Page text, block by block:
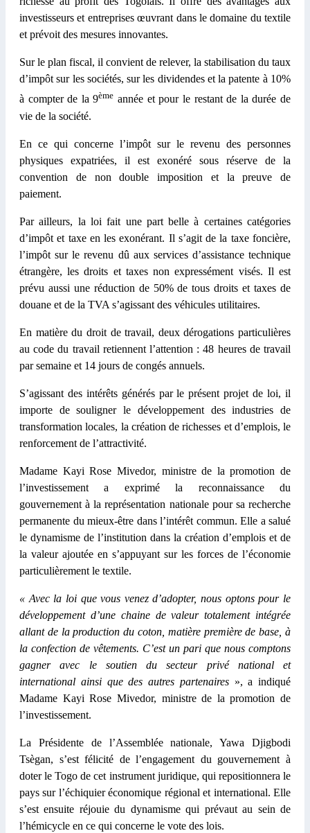
investisseurs et entreprises œuvrant dans le domaine du textile
et prévoit des mesures innovantes.
Sur le plan fiscal, il convient de relever, la stabilisation du taux
d’impôt sur les sociétés, sur les dividendes et la patente à 10%
à compter de la 9ème année et pour le restant de la durée de
vie de la société.
En ce qui concerne l’impôt sur le revenu des personnes
physiques expatriées, il est exonéré sous réserve de la
convention de non double imposition et la preuve de
paiement.
Par ailleurs, la loi fait une part belle à certaines catégories
d’impôt et taxe en les exonérant. Il s’agit de la taxe foncière,
l’impôt sur le revenu dû aux services d’assistance technique
étrangère, les droits et taxes non expressément visés. Il est
prévu aussi une réduction de 50% de tous droits et taxes de
douane et de la TVA s’agissant des véhicules utilitaires.
En matière du droit de travail, deux dérogations particulières
au code du travail retiennent l’attention : 48 heures de travail
par semaine et 14 jours de congés annuels.
S’agissant des intérêts générés par le présent projet de loi, il
importe de souligner le développement des industries de
transformation locales, la création de richesses et d’emplois, le
renforcement de l’attractivité.
Madame Kayi Rose Mivedor, ministre de la promotion de
l’investissement a exprimé la reconnaissance du
gouvernement à la représentation nationale pour sa recherche
permanente du mieux-être dans l’intérêt commun. Elle a salué
le dynamisme de l’institution dans la création d’emplois et de
la valeur ajoutée en s’appuyant sur les forces de l’économie
particulièrement le textile.
« Avec la loi que vous venez d’adopter, nous optons pour le
développement d’une chaine de valeur totalement intégrée
allant de la production du coton, matière première de base, à
la confection de vêtements. C’est un pari que nous comptons
gagner avec le soutien du secteur privé national et
international ainsi que des autres partenaires», a indiqué
Madame Kayi Rose Mivedor, ministre de la promotion de
l’investissement.
La Présidente de l’Assemblée nationale, Yawa Djigbodi
Tsègan, s’est félicité de l’engagement du gouvernement à
doter le Togo de cet instrument juridique, qui repositionnera le
pays sur l’échiquier économique régional et international. Elle
s’est ensuite réjouie du dynamisme qui prévaut au sein de
l’hémicycle en ce qui concerne le vote des lois.